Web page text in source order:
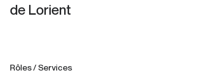
de Lorient
Rôles / Services